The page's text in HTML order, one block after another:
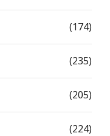
(174)
(235)
(205)
(224)